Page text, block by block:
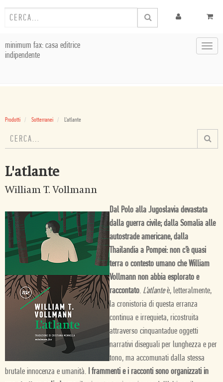
minimum fax: casa editrice
indipendente
Prodotti Sotterranei L'atlante
L'atlante
William T. Vollmann
Dal Polo alla Jugoslavia devastata
dalla guerra civile; dalla Somalia alle
autostrade americane, dalla
Thailandia a Pompei: non c’è quasi
terra o contesto umano che William
Vollmann non abbia esplorato e
raccontato. L’atlanteè, letteralmente,
la cronistoria di questa erranza
continua e irrequieta, ricostruita
attraverso cinquantadue oggetti
narrativi diseguali per lunghezza e per
tono, ma accomunati dalla stessa
brutale innocenza e umanità. I frammenti e i racconti sono organizzati in